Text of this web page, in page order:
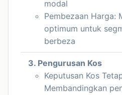
modal
Pembezaan Harga:
optimum untuk
berbeza
3. Pengurusan Kos
Keputusan Kos
Membandingkan